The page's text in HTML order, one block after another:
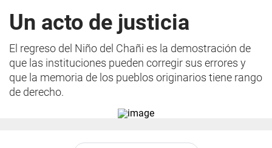
Un acto de justicia
El regreso del Niño del Chañi es la demostración de
que las instituciones pueden corregir sus errores y
que la memoria de los pueblos originarios tiene rango
de derecho.